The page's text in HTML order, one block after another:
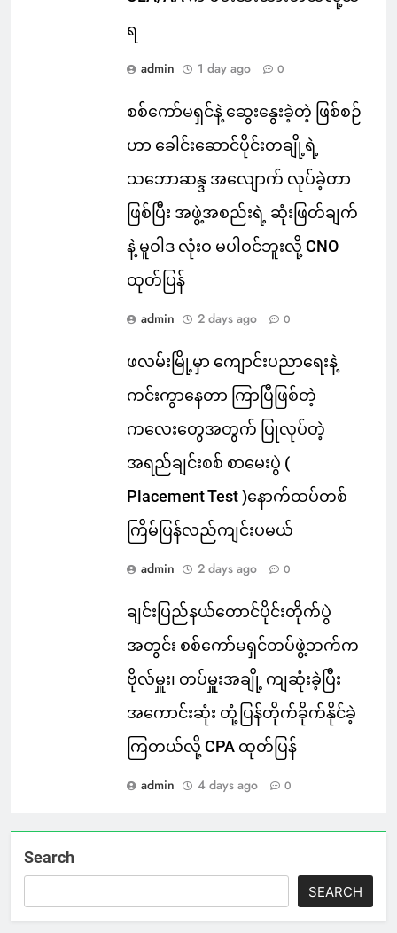
ရ
admin 1 day ago 0
စစ်ကော်မရှင်နဲ့ ဆွေးနွေးခဲ့တဲ့ ဖြစ်စဉ်
ဟာ ခေါင်းဆောင်ပိုင်းတချို့ရဲ့
သဘောဆန္ဒ အလျောက် လုပ်ခဲ့တာ
ဖြစ်ပြီး အဖွဲ့အစည်းရဲ့ ဆုံးဖြတ်ချက်
နဲ့ မူဝါဒ လုံးဝ မပါဝင်ဘူးလို့ CNO
ထုတ်ပြန်
admin 2 days ago 0
ဖလမ်းမြို့မှာ ကျောင်းပညာရေးနဲ့
ကင်းကွာနေတာ ကြာပြီဖြစ်တဲ့
ကလေးတွေအတွက် ပြုလုပ်တဲ့
အရည်ချင်းစစ် စာမေးပွဲ (
Placement Test )နောက်ထပ်တစ်
ကြိမ်ပြန်လည်ကျင်းပမယ်
admin 2 days ago 0
ချင်းပြည်နယ်တောင်ပိုင်းတိုက်ပွဲ
အတွင်း စစ်ကော်မရှင်တပ်ဖွဲ့ဘက်က
ဗိုလ်မှူး၊ တပ်မှူးအချို့ ကျဆုံးခဲ့ပြီး
အကောင်းဆုံး တုံ့ပြန်တိုက်ခိုက်နိုင်ခဲ့
ကြတယ်လို့ CPA ထုတ်ပြန်
admin 4 days ago 0
Search
SEARCH